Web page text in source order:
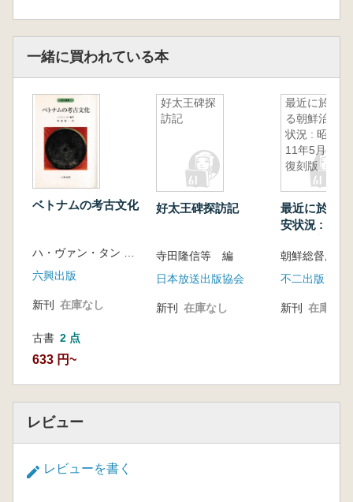
一緒に買われている本
ベトナムの考古文化
ハ・ヴァン・タン 編著 菊池誠一 訳
六興出版
新刊 在庫なし
古書 2 点
633 円~
好太王碑探
訪記
好太王碑探訪記
寺田隆信等 編
日本放送出版協会
新刊 在庫なし
最近に於け
る朝鮮治安
状況 : 昭和
11年5月
復刻版
最近に於け
安状況 : 昭和
朝鮮総督府警
不二出版
新刊 在庫なし
レビュー
レビューを書く